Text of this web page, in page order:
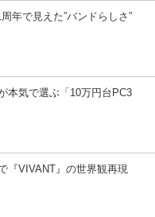
年で見えた”バンドらしさ”
本気で選ぶ「10万円台PC3
『VIVANT』の世界観再現